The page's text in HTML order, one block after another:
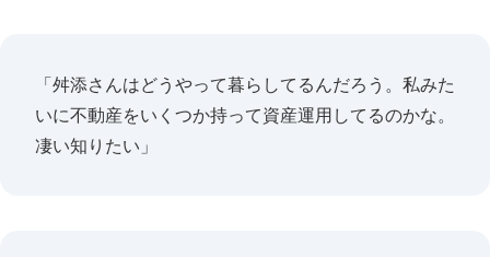
「舛添さんはどうやって暮らしてるんだろう。私みた
いに不動産をいくつか持って資産運用してるのかな。
凄い知りたい」